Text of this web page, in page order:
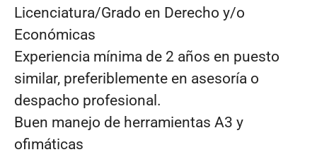
Licenciatura/Grado en Derecho y/o
Económicas
Experiencia mínima de 2 años en puesto
similar, preferiblemente en asesoría o
despacho profesional.
Buen manejo de herramientas A3 y
ofimáticas